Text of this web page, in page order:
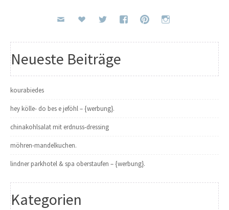
Neueste Beiträge
kourabiedes
hey kölle- do bes e jeföhl – {werbung}.
chinakohlsalat mit erdnuss-dressing
möhren-mandelkuchen.
lindner parkhotel & spa oberstaufen – {werbung}.
Kategorien